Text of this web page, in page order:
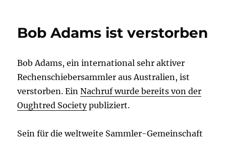
Bob Adams ist verstorben
Bob Adams, ein international sehr aktiver
Rechenschiebersammler aus Australien, ist
verstorben. EinNachruf wurde bereits von der
Oughtred Societypubliziert.
Sein für die weltweite Sammler-Gemeinschaft